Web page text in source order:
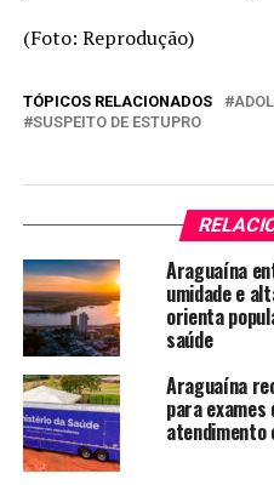
(Foto: Reprodução)
TÓPICOS RELACIONADOS
SUSPEITO DE ESTUPRO
Araguaína
umidade e
orienta
saúde
Araguaína
para exames
atendimento